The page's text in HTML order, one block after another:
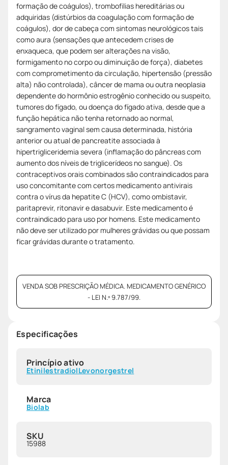
formação de coágulos), trombofilias hereditárias ou
adquiridas (distúrbios da coagulação com formação de
coágulos), dor de cabeça com sintomas neurológicos tais
como aura (sensações que antecedem crises de
enxaqueca, que podem ser alterações na visão,
formigamento no corpo ou diminuição de força), diabetes
com comprometimento da circulação, hipertensão (pressão
alta) não controlada), câncer de mama ou outra neoplasia
dependente do hormônio estrogênio conhecido ou suspeito,
tumores do fígado, ou doença do fígado ativa, desde que a
função hepática não tenha retornado ao normal,
sangramento vaginal sem causa determinada, história
anterior ou atual de pancreatite associada à
hipertrigliceridemia severa (inflamação do pâncreas com
aumento dos níveis de triglicerídeos no sangue). Os
contraceptivos orais combinados são contraindicados para
uso concomitante com certos medicamento antivirais
contra o vírus da hepatite C (HCV), como ombistavir,
paritaprevir, ritonavir e dasabuvir. Este medicamento é
contraindicado para uso por homens. Este medicamento
não deve ser utilizado por mulheres grávidas ou que possam
ficar grávidas durante o tratamento.
VENDA SOB PRESCRIÇÃO MÉDICA. MEDICAMENTO GENÉRICO
- LEI N.º 9.787/99.
Especificações
Princípio ativo
EtinilestradiolLevonorgestrel
Marca
Biolab
SKU
15988